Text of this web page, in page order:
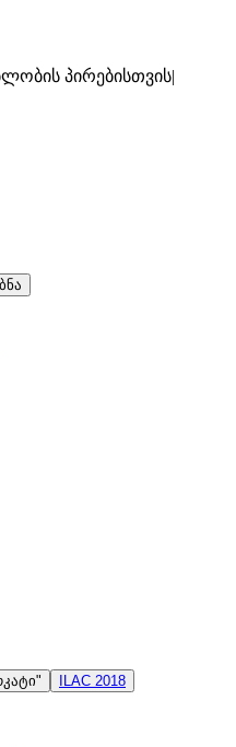
პირებისთვის|
ILAC 2018